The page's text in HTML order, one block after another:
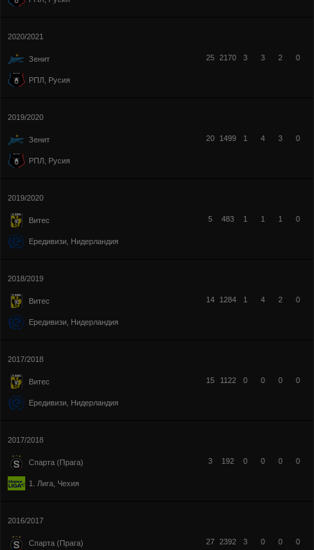
2020/2021
Зенит
РПЛ, Русия
25 2170 3 3 2 0
2019/2020
Зенит
РПЛ, Русия
20 1499 1 4 3 0
2019/2020
Витес
Ередивизи, Нидерландия
5 483 1 1 1 0
2018/2019
Витес
Ередивизи, Нидерландия
14 1284 1 4 2 0
2017/2018
Витес
Ередивизи, Нидерландия
15 1122 0 0 0 0
2017/2018
Спарта (Прага)
1. Лига, Чехия
3 192 0 0 0 0
2016/2017
Спарта (Прага) 27 2392 3 0 0 0